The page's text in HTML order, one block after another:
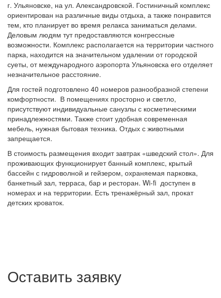
г. Ульяновске, на ул. Александровской. Гостиничный комплекс
ориентирован на различные виды отдыха, а также понравится
тем, кто планирует во время релакса заниматься делами.
Деловым людям тут предоставляются конгрессные
возможности. Комплекс располагается на территории частного
парка, находится на значительном удалении от городской
суеты, от международного аэропорта Ульяновска его отделяет
незначительное расстояние.
Для гостей подготовлено 40 номеров разнообразной степени
комфортности. В помещениях просторно и светло,
присутствуют индивидуальные санузлы с косметическими
принадлежностями. Также стоит удобная современная
мебель, нужная бытовая техника. Отдых с животными
запрещается.
В стоимость размещения входит завтрак «шведский стол». Для
проживающих функционирует банный комплекс, крытый
бассейн с гидроволной и гейзером, охраняемая парковка,
банкетный зал, терраса, бар и ресторан. Wi-fi доступен в
номерах и на территории. Есть тренажёрный зал, прокат
детских кроваток.
Оставить заявку